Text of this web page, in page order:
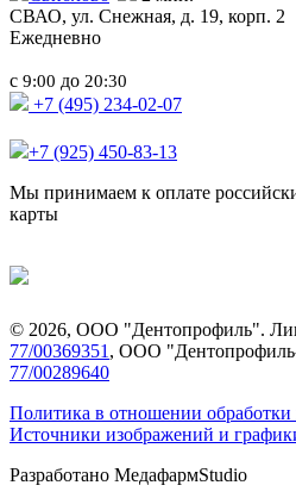
СВАО, ул. Снежная, д. 19, корп. 2
Ежедневно
с 9:00 до 20:30
+7 (495) 234-02-07
+7 (925) 450-83-13
Мы принимаем к оплате
карты
© 2026, ООО "Дентопрофиль".
77/00369351 , ООО
77/00289640
Политика в отношении
Источники изображений и
Разработано МедафармStudio